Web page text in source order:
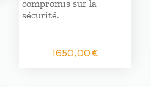
compromis sur la
sécurité.
1650,00€